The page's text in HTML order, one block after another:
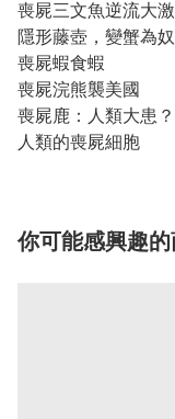
喪屍三文魚逆流大
隱形藤壺，變蟹為奴
喪屍蝦食蝦
喪屍浣熊襲美國
喪屍鹿：人類大患？
人類的喪屍細胞
你可能感興趣